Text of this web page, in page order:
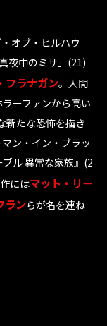
オブ・ヒルハウ
夜中のミサ」(21)
フラナガン。人間
ーファンから高い
新たな恐怖を描き
ン・イン・ブラッ
ル 異常な家族』(2
にはマット・リー
ランらが名を連ね